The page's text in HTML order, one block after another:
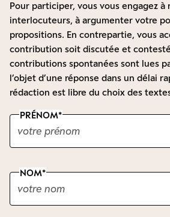
Pour participer, vous vous engagez à
interlocuteurs, à argumenter votre
propositions. En contrepartie, vous
contribution soit discutée et
contributions spontanées sont lues
l’objet d’une réponse dans un délai
rédaction est libre du choix des
PRÉNOM
NOM